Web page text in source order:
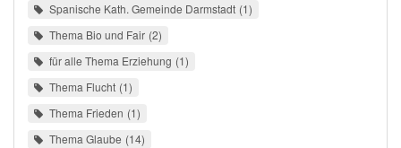
Spanische Kath. Gemeinde Darmstadt 1
Thema Bio und Fair 2
für alle Thema Erziehung 1
Thema Flucht 1
Thema Frieden 1
Thema Glaube 14